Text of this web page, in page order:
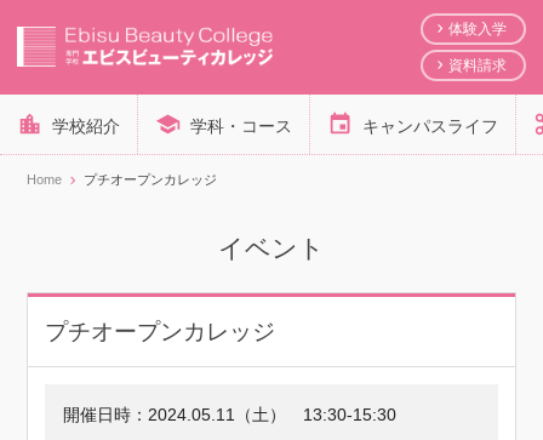
体験入学
資料請求
学校紹介 学科・コース キャンパスライフ
Home プチオープンカレッジ
イベント
プチオープンカレッジ
開催日時： 2024.05.11（土） 13:30-15:30